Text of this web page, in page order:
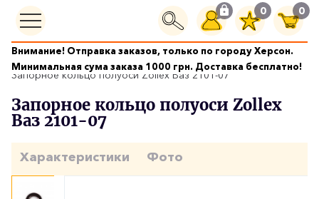
0 0
Внимание! Отправка заказов, только по городу Херсон.
Минимальная сума заказа 1000 грн. Доставка бесплатно!
Ходовая часть
Запорное кольцо полуоси Zollex Ваз 2101-07
Запорное кольцо полуоси Zollex
Ваз 2101-07
Характеристики Фото